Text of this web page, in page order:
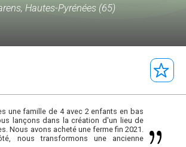
Hautes-Pyrénées (65)
une famille de 4 avec 2 enfants en bas
lançons dans la création d'un lieu de
Nous avons acheté une ferme fin 2021.
nous transformons une ancienne